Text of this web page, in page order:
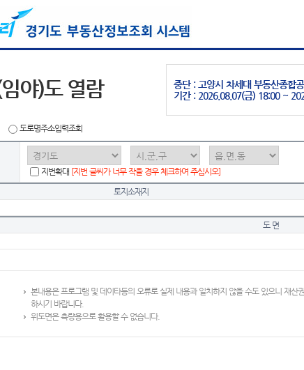
중단 : 고양시 차세대 부동산종합
기간 : 2026.08.07(금) 18:00 ~
야)도 열람
도로명주소입력조회
지번확대 [지번 글씨가 너무 작을 경우 체크하여 주십시오]
토지소재지
도 면
본내용은 프로그램 및 데이타등의 오류로 실제 내용과 일치하지 않을 수도 있으니 재
하시기 바랍니다.
위도면은 측량용으로 활용할 수 없습니다.